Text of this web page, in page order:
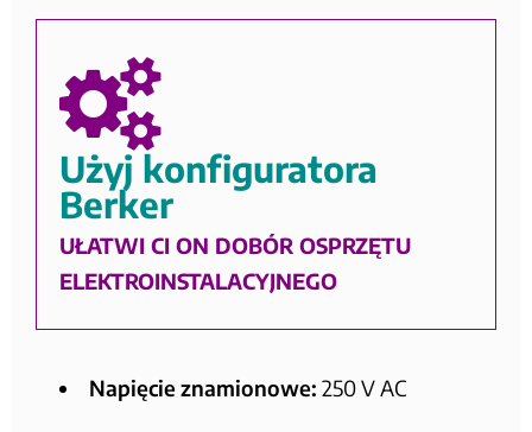
Użyj konfiguratora
Berker
UŁATWI CI ON DOBÓR OSPRZĘTU
ELEKTROINSTALACYJNEGO
Napięcie znamionowe: 250 V AC